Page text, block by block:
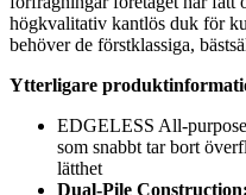
högkvalitativ kantlös duk för
behöver de förstklassiga,
Ytterligare
EDGELESS All-
som snabbt tar bort
lätthet
Dual-Pile Construction: